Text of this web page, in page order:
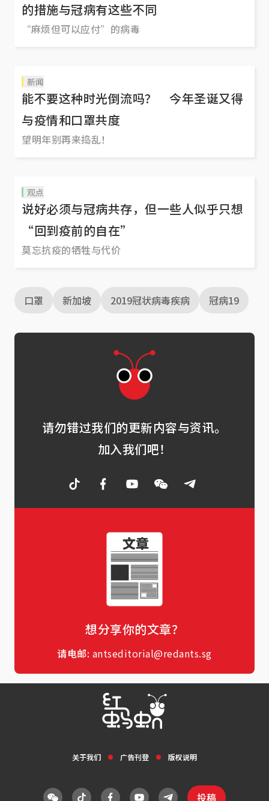
的措施与冠病有这些不同
“麻烦但可以应付”的病毒
新闻
能不要这种时光倒流吗？ 今年圣诞又得
与疫情和口罩共度
望明年别再来捣乱！
观点
说好必须与冠病共存，但一些人似乎只想
“回到疫前的自在”
莫忘抗疫的牺牲与代价
口罩 新加坡 2019冠状病毒疾病 冠病19
请勿错过我们的更新内容与资讯。
加入我们吧！
想分享你的文章？
请电邮: antseditorial@redants.sg
关于我们 广告刊登 版权说明
投稿